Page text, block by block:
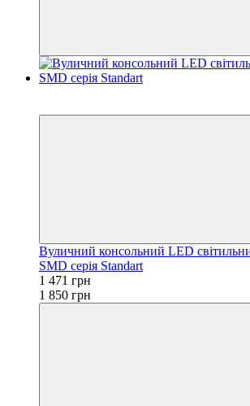
Вуличний консольний LED
SMD серія Standart
1 471 грн
1 850 грн